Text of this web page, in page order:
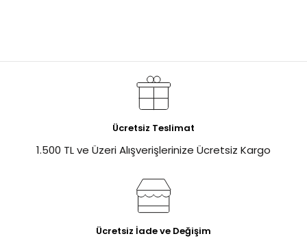
Ücretsiz Teslimat
1.500 TL ve Üzeri Alışverişlerinize Ücretsiz Kargo
Ücretsiz İade ve Değişim